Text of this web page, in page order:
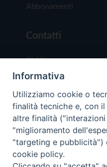
Abbonamenti
Contatti
Chi Siamo
Redazione
Scrivici
Copyright © 2019
Informativa
Utilizziamo cookie o
finalità tecniche e, con
altre finalità
"miglioramento
"targeting e pubblicità")
cookie policy.